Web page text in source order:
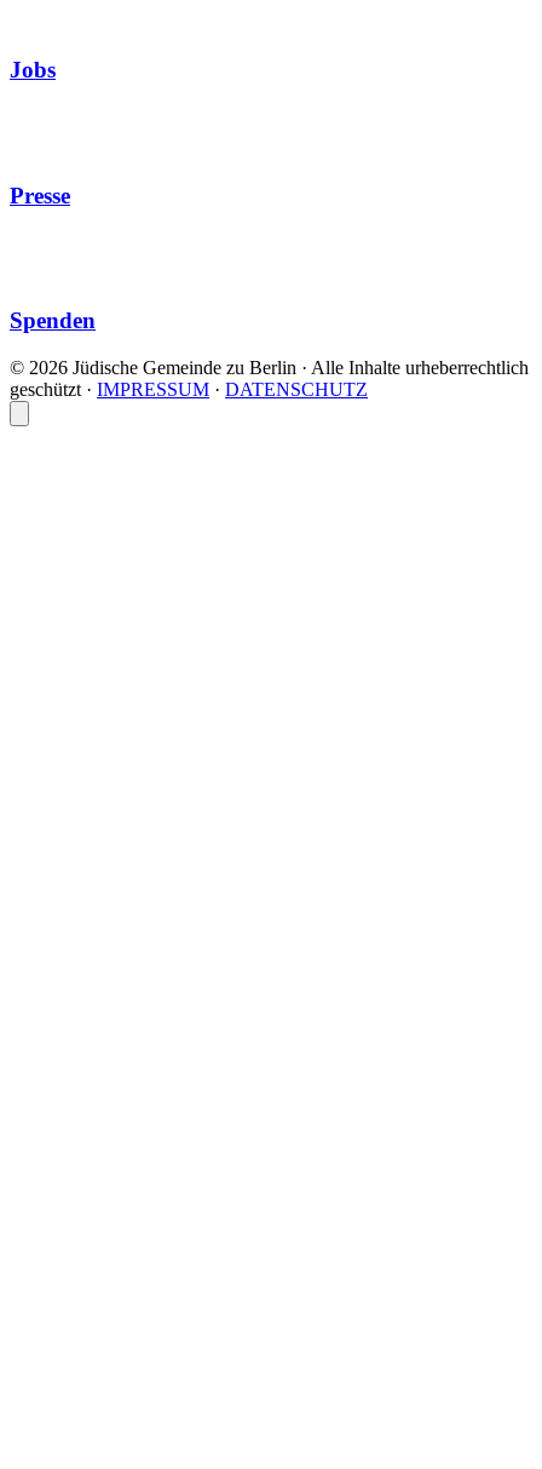
Jobs
Presse
Spenden
© 2026 Jüdische Gemeinde zu Berlin · Alle Inhalte urheberrechtlich
geschützt · IMPRESSUM · DATENSCHUTZ